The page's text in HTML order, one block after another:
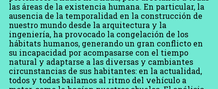
las áreas de la existencia humana. En particular, la
ausencia de la temporalidad en la construcción de
nuestro mundo desde la arquitectura y la
ingeniería, ha provocado la congelación de los
hábitats humanos, generando un gran conflicto en
su incapacidad por acompasarse con el tiempo
natural y adaptarse a las diversas y cambiantes
circunstancias de sus habitantes: en la actualidad,
todos y todas bailamos al ritmo del vehículo a